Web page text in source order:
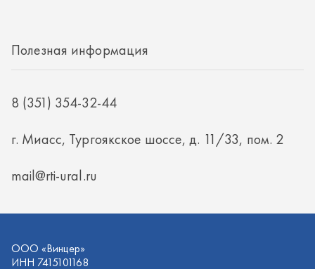
ИНН 7415101168
ОГРН 1187456037768
Политика конфиденциальности